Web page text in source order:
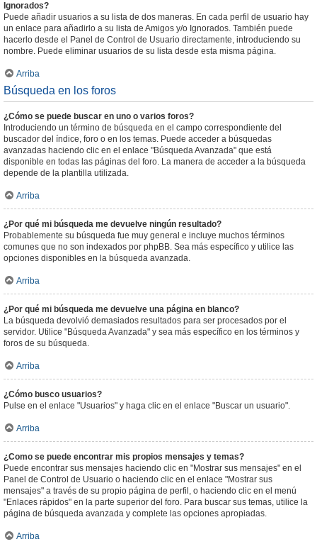
Ignorados?
Puede añadir usuarios a su lista de dos maneras. En cada perfil de usuario hay
un enlace para añadirlo a su lista de Amigos y/o Ignorados. También puede
hacerlo desde el Panel de Control de Usuario directamente, introduciendo su
nombre. Puede eliminar usuarios de su lista desde esta misma página.
Arriba
Búsqueda en los foros
¿Cómo se puede buscar en uno o varios foros?
Introduciendo un término de búsqueda en el campo correspondiente del
buscador del índice, foro o en los temas. Puede acceder a búsquedas
avanzadas haciendo clic en el enlace "Búsqueda Avanzada" que está
disponible en todas las páginas del foro. La manera de acceder a la búsqueda
depende de la plantilla utilizada.
Arriba
¿Por qué mi búsqueda me devuelve ningún resultado?
Probablemente su búsqueda fue muy general e incluye muchos términos
comunes que no son indexados por phpBB. Sea más específico y utilice las
opciones disponibles en la búsqueda avanzada.
Arriba
¿Por qué mi búsqueda me devuelve una página en blanco?
La búsqueda devolvió demasiados resultados para ser procesados por el
servidor. Utilice "Búsqueda Avanzada" y sea más específico en los términos y
foros de su búsqueda.
Arriba
¿Cómo busco usuarios?
Pulse en el enlace "Usuarios" y haga clic en el enlace "Buscar un usuario".
Arriba
¿Como se puede encontrar mis propios mensajes y temas?
Puede encontrar sus mensajes haciendo clic en "Mostrar sus mensajes" en el
Panel de Control de Usuario o haciendo clic en el enlace "Mostrar sus
mensajes" a través de su propio página de perfil, o haciendo clic en el menú
"Enlaces rápidos" en la parte superior del foro. Para buscar sus temas, utilice la
página de búsqueda avanzada y complete las opciones apropiadas.
Arriba